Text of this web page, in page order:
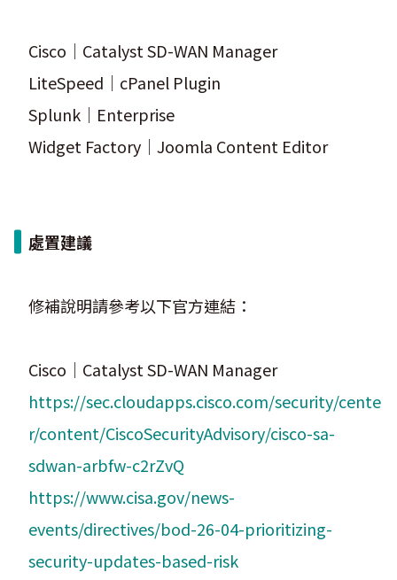
Cisco｜Catalyst SD-WAN Manager
LiteSpeed｜cPanel Plugin
Splunk｜Enterprise
Widget Factory｜Joomla Content Editor
處置建議
修補說明請參考以下官方連結：
Cisco｜Catalyst SD-WAN Manager
https://sec.cloudapps.cisco.com/security/cente
r/content/CiscoSecurityAdvisory/cisco-sa-
sdwan-arbfw-c2rZvQ
https://www.cisa.gov/news-
events/directives/bod-26-04-prioritizing-
security-updates-based-risk